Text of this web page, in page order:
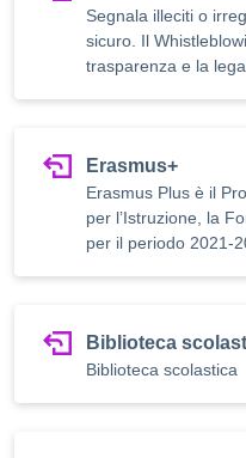
Segnala illeciti o
sicuro. Il
trasparenza e la
Erasmus+
Erasmus Plus è il
per l’Istruzione, la
per il periodo 2021-
Biblioteca
Biblioteca scolastica